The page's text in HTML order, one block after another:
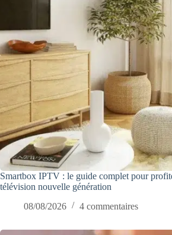
Smartbox IPTV : le guide complet pour
télévision nouvelle génération
08/08/2026
4 commentaires